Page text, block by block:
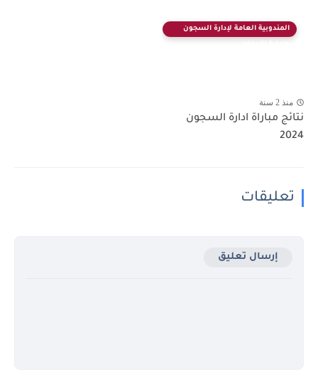
المندوبية العامة لإدارة السجون
منذ 2 سنة
نتائج مباراة ادارة السجون
2024
تعليقات
إرسال تعليق